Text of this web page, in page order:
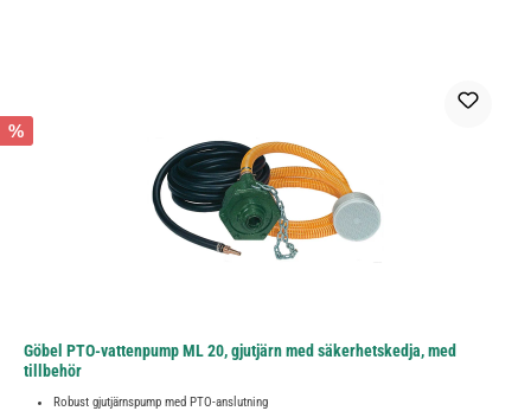
%
Göbel PTO-vattenpump ML 20, gjutjärn med säkerhetskedja, med
tillbehör
Robust gjutjärnspump med PTO-anslutning